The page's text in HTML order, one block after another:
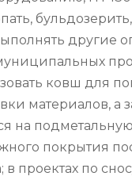
другие
ковш для
материалов, а
на
покрытия
в проектах по